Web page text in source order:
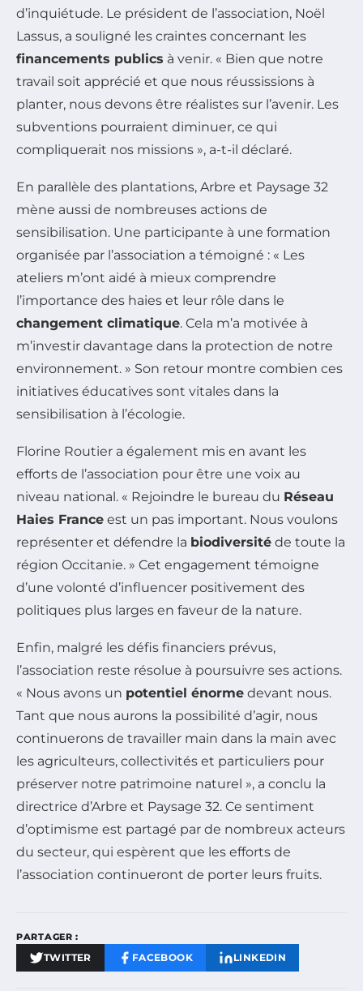
d’inquiétude. Le président de l’association, Noël
Lassus, a souligné les craintes concernant les
financements publics à venir. « Bien que notre
travail soit apprécié et que nous réussissions à
planter, nous devons être réalistes sur l’avenir. Les
subventions pourraient diminuer, ce qui
compliquerait nos missions », a-t-il déclaré.
En parallèle des plantations, Arbre et Paysage 32
mène aussi de nombreuses actions de
sensibilisation. Une participante à une formation
organisée par l’association a témoigné : « Les
ateliers m’ont aidé à mieux comprendre
l’importance des haies et leur rôle dans le
changement climatique. Cela m’a motivée à
m’investir davantage dans la protection de notre
environnement. » Son retour montre combien ces
initiatives éducatives sont vitales dans la
sensibilisation à l’écologie.
Florine Routier a également mis en avant les
efforts de l’association pour être une voix au
niveau national. « Rejoindre le bureau du Réseau
Haies France est un pas important. Nous voulons
représenter et défendre la biodiversité de toute la
région Occitanie. » Cet engagement témoigne
d’une volonté d’influencer positivement des
politiques plus larges en faveur de la nature.
Enfin, malgré les défis financiers prévus,
l’association reste résolue à poursuivre ses actions.
« Nous avons un potentiel énorme devant nous.
Tant que nous aurons la possibilité d’agir, nous
continuerons de travailler main dans la main avec
les agriculteurs, collectivités et particuliers pour
préserver notre patrimoine naturel », a conclu la
directrice d’Arbre et Paysage 32. Ce sentiment
d’optimisme est partagé par de nombreux acteurs
du secteur, qui espèrent que les efforts de
l’association continueront de porter leurs fruits.
PARTAGER :
TWITTER FACEBOOK LINKEDIN